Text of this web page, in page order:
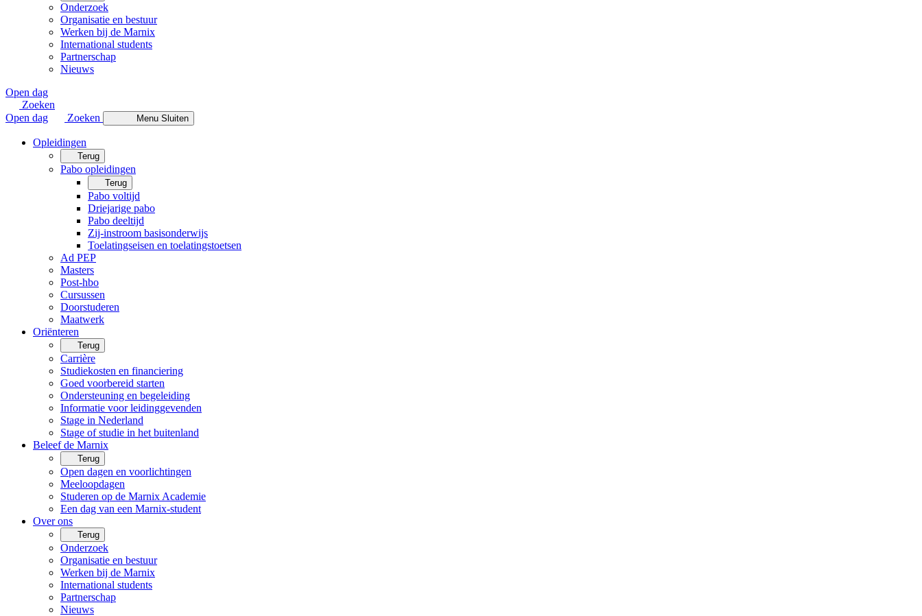
Onderzoek
Organisatie en bestuur
Werken bij de Marnix
International students
Partnerschap
Nieuws
Open dag
Zoeken
Open dag
Zoeken Menu Sluiten
Opleidingen
Terug
Pabo opleidingen
Terug
Pabo voltijd
Driejarige pabo
Pabo deeltijd
Zij-instroom basisonderwijs
Toelatingseisen en toelatingstoetsen
Ad PEP
Masters
Post-hbo
Cursussen
Doorstuderen
Maatwerk
Oriënteren
Terug
Carrière
Studiekosten en financiering
Goed voorbereid starten
Ondersteuning en begeleiding
Informatie voor leidinggevenden
Stage in Nederland
Stage of studie in het buitenland
Beleef de Marnix
Terug
Open dagen en voorlichtingen
Meeloopdagen
Studeren op de Marnix Academie
Een dag van een Marnix-student
Over ons
Terug
Onderzoek
Organisatie en bestuur
Werken bij de Marnix
International students
Partnerschap
Nieuws